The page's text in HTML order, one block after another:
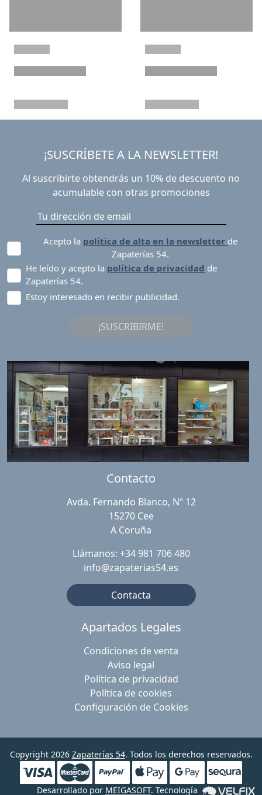
¡SUSCRÍBETE A LA NEWSLETTER!
Al suscribirte obtendrás un 10% de descuento no
acumulable con otras promociones
Acepto la política de alta en la newsletter de
Zapaterías 54.
He leído y acepto la política de privacidad de
Zapaterías 54.
Estoy interesado en recibir publicidad.
¡SUSCRIBIRME!
Contacto
Avda. Fernando Blanco, Nº 12
15270 Cee
A Coruña
Llámanos: +34 981 706 480
info@zapaterias54.es
Contacta
Apartados Legales
Condiciones de venta
Aviso legal
Política de privacidad
Política de cookies
Configuración de Cookies
Copyright 2026 Zapaterías 54. Todos los derechos reservados.
Desarrollado por MEIGASOFT. Tecnología